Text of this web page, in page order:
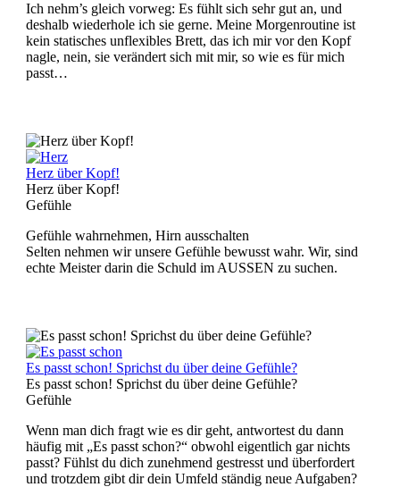
Ich nehm’s gleich vorweg: Es fühlt sich sehr gut an, und
deshalb wiederhole ich sie gerne. Meine Morgenroutine ist
kein statisches unflexibles Brett, das ich mir vor den Kopf
nagle, nein, sie verändert sich mit mir, so wie es für mich
passt…
Herz über Kopf!
Herz über Kopf!
Gefühle
Gefühle wahrnehmen, Hirn ausschalten
Selten nehmen wir unsere Gefühle bewusst wahr. Wir, sind
echte Meister darin die Schuld im AUSSEN zu suchen.
Es passt schon! Sprichst du über deine Gefühle?
Es passt schon! Sprichst du über deine Gefühle?
Gefühle
Wenn man dich fragt wie es dir geht, antwortest du dann
häufig mit „Es passt schon?“ obwohl eigentlich gar nichts
passt? Fühlst du dich zunehmend gestresst und überfordert
und trotzdem gibt dir dein Umfeld ständig neue Aufgaben?